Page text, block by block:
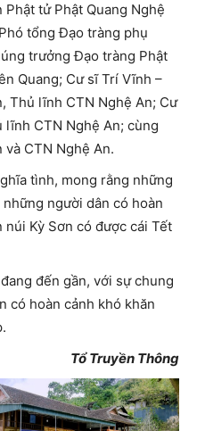
tử Phật Quang Nghệ
tổng Đạo tràng phụ
trưởng Đạo tràng Phật
Quang; Cư sĩ Trí Vĩnh –
Thủ lĩnh CTN Nghệ An; Cư
lĩnh CTN Nghệ An; cùng
CTN Nghệ An.
tình, mong rằng những
người dân có hoàn
Kỳ Sơn có được cái Tết
đến gần, với sự chung
có hoàn cảnh khó khăn
Tổ Truyền Thông